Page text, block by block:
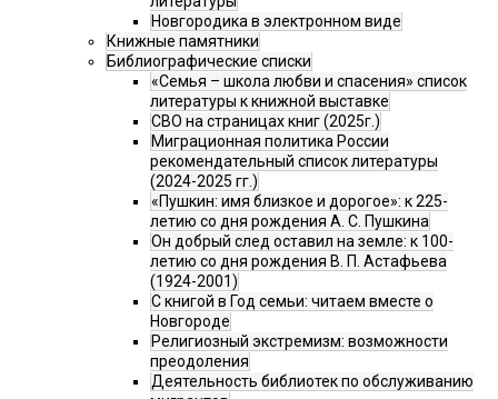
Новгородика в электронном виде
Книжные памятники
Библиографические списки
«Семья – школа любви и спасения» список
литературы к книжной выставке
СВО на страницах книг (2025г.)
Миграционная политика России
рекомендательный список литературы
(2024-2025 гг.)
«Пушкин: имя близкое и дорогое»: к 225-
летию со дня рождения А. С. Пушкина
Он добрый след оставил на земле: к 100-
летию со дня рождения В. П. Астафьева
(1924-2001)
С книгой в Год семьи: читаем вместе о
Новгороде
Религиозный экстремизм: возможности
преодоления
Деятельность библиотек по обслуживанию